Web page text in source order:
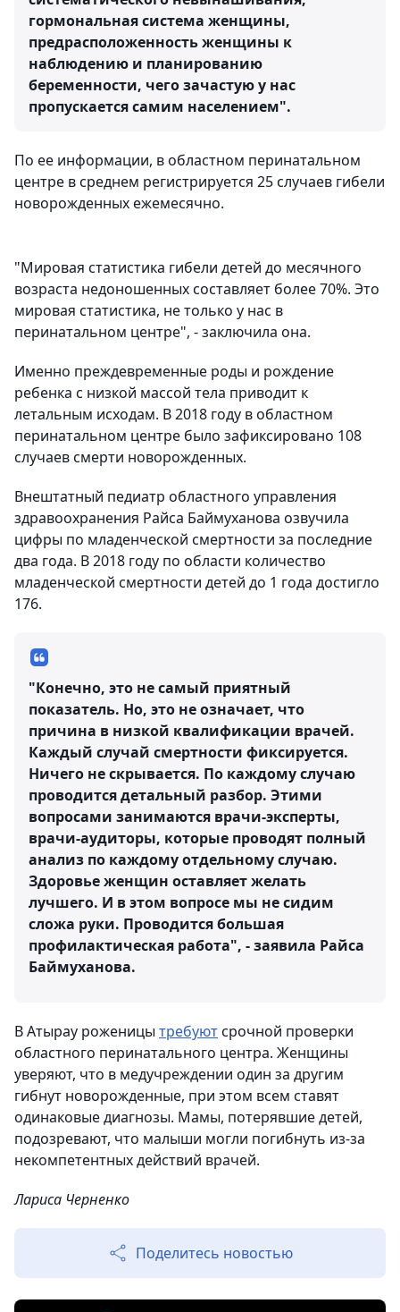
гормональная система женщины,
предрасположенность женщины к
наблюдению и планированию
беременности, чего зачастую у нас
пропускается самим населением".
По ее информации, в областном перинатальном
центре в среднем регистрируется 25 случаев гибели
новорожденных ежемесячно.
"Мировая статистика гибели детей до месячного
возраста недоношенных составляет более 70%. Это
мировая статистика, не только у нас в
перинатальном центре", - заключила она.
Именно преждевременные роды и рождение
ребенка с низкой массой тела приводит к
летальным исходам. В 2018 году в областном
перинатальном центре было зафиксировано 108
случаев смерти новорожденных.
Внештатный педиатр областного управления
здравоохранения Райса Баймуханова озвучила
цифры по младенческой смертности за последние
два года. В 2018 году по области количество
младенческой смертности детей до 1 года достигло
176.
"Конечно, это не самый приятный
показатель. Но, это не означает, что
причина в низкой квалификации врачей.
Каждый случай смертности фиксируется.
Ничего не скрывается. По каждому случаю
проводится детальный разбор. Этими
вопросами занимаются врачи-эксперты,
врачи-аудиторы, которые проводят полный
анализ по каждому отдельному случаю.
Здоровье женщин оставляет желать
лучшего. И в этом вопросе мы не сидим
сложа руки. Проводится большая
профилактическая работа", - заявила Райса
Баймуханова.
В Атырау роженицы требуютсрочной проверки
областного перинатального центра. Женщины
уверяют, что в медучреждении один за другим
гибнут новорожденные, при этом всем ставят
одинаковые диагнозы. Мамы, потерявшие детей,
подозревают, что малыши могли погибнуть из-за
некомпетентных действий врачей.
Лариса Черненко
Поделитесь новостью